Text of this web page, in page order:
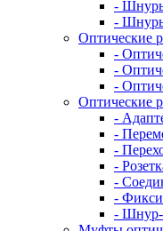
-
-
Оптические
-
-
-
Оптические
-
-
-
-
-
-
- Шнур-